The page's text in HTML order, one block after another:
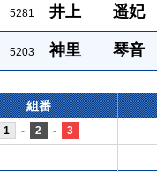
5281 井上 遥妃
5203 神里 琴音
組番
1 - 2 - 3